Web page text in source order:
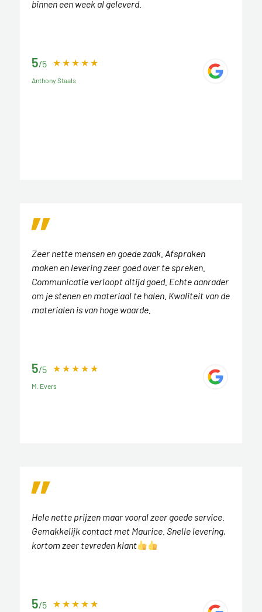
binnen een week al geleverd.
5/5
Anthony Staals
Zeer nette mensen en goede zaak. Afspraken
maken en levering zeer goed over te spreken.
Communicatie verloopt altijd goed. Echte aanrader
om je stenen en materiaal te halen. Kwaliteit van de
materialen is van hoge waarde.
5/5
M. Evers
Hele nette prijzen maar vooral zeer goede service.
Gemakkelijk contact met Maurice. Snelle levering,
kortom zeer tevreden klant
5/5